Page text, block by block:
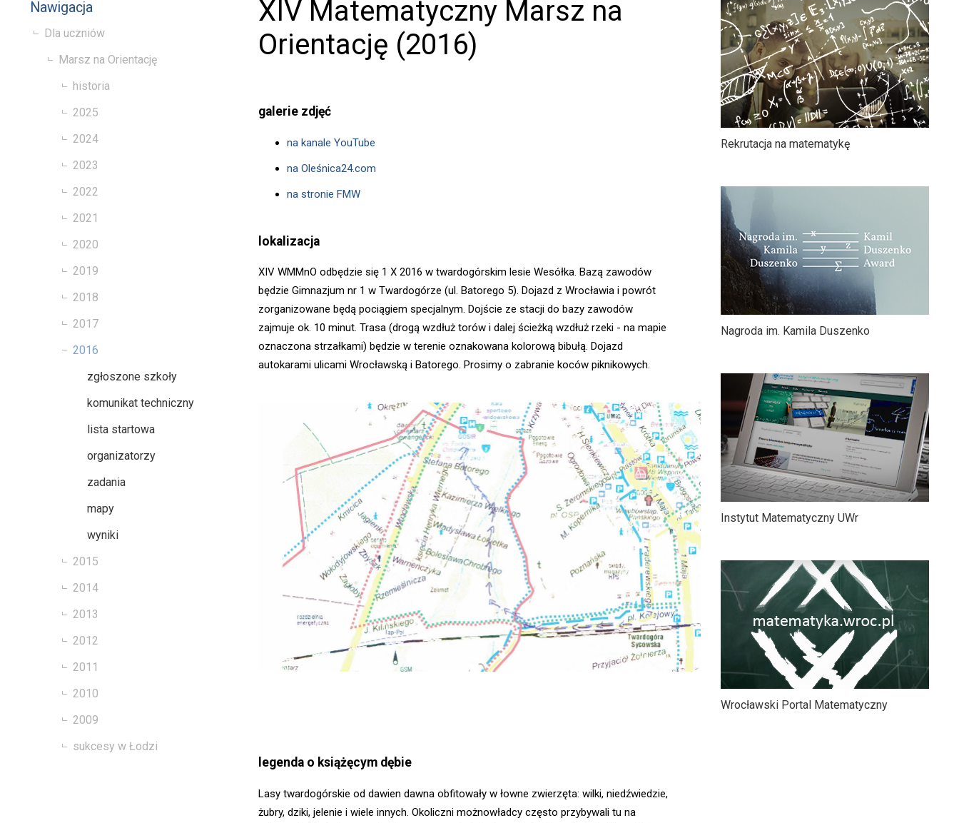
Nawigacja
Dla uczniów
Marsz na Orientację
historia
2025
2024
2023
2022
2021
2020
2019
2018
2017
2016
zgłoszone szkoły
komunikat techniczny
lista startowa
organizatorzy
zadania
mapy
wyniki
2015
2014
2013
2012
2011
2010
2009
sukcesy w Łodzi
XIV Matematyczny Marsz na
Orientację (2016)
galerie zdjęć
na kanale YouTube
na Oleśnica24.com
na stronie FMW
lokalizacja
XIV WMMnO odbędzie się 1 X 2016 w twardogórskim lesie Wesółka. Bazą zawodów
będzie Gimnazjum nr 1 w Twardogórze (ul. Batorego 5). Dojazd z Wrocławia i powrót
zorganizowane będą pociągiem specjalnym. Dojście ze stacji do bazy zawodów
zajmuje ok. 10 minut. Trasa (drogą wzdłuż torów i dalej ścieżką wzdłuż rzeki - na mapie
oznaczona strzałkami) będzie w terenie oznakowana kolorową bibułą. Dojazd
autokarami ulicami Wrocławską i Batorego. Prosimy o zabranie koców piknikowych.
legenda o książęcym dębie
Lasy twardogórskie od dawien dawna obfitowały w łowne zwierzęta: wilki, niedźwiedzie,
żubry, dziki, jelenie i wiele innych. Okoliczni możnowładcy często przybywali tu na
Rekrutacja na matematykę
Nagroda im. Kamila Duszenko
Instytut Matematyczny UWr
Wrocławski Portal Matematyczny